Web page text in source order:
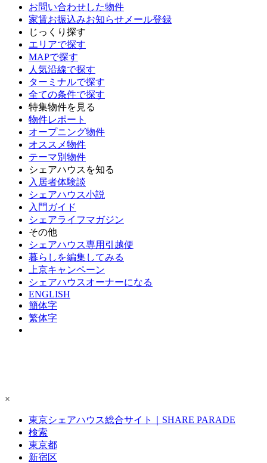
お問い合わせした物件
家賃お振込みお知らせメール登録
じっくり探す
エリアで探す
MAPで探す
人気沿線で探す
ターミナルで探す
全ての条件で探す
特集物件を見る
物件レポート
オープニング物件
オススメ物件
テーマ別物件
シェアハウスを知る
入居者体験談
シェアハウス小説
入門ガイド
シェアライフマガジン
その他
シェアハウス専用引越便
暮らしを編集してみる
上京キャンペーン
シェアハウスオーナーになる
ENGLISH
簡体字
繁体字
×
東京シェアハウス総合サイト｜SHARE PARADE
検索
東京都
新宿区